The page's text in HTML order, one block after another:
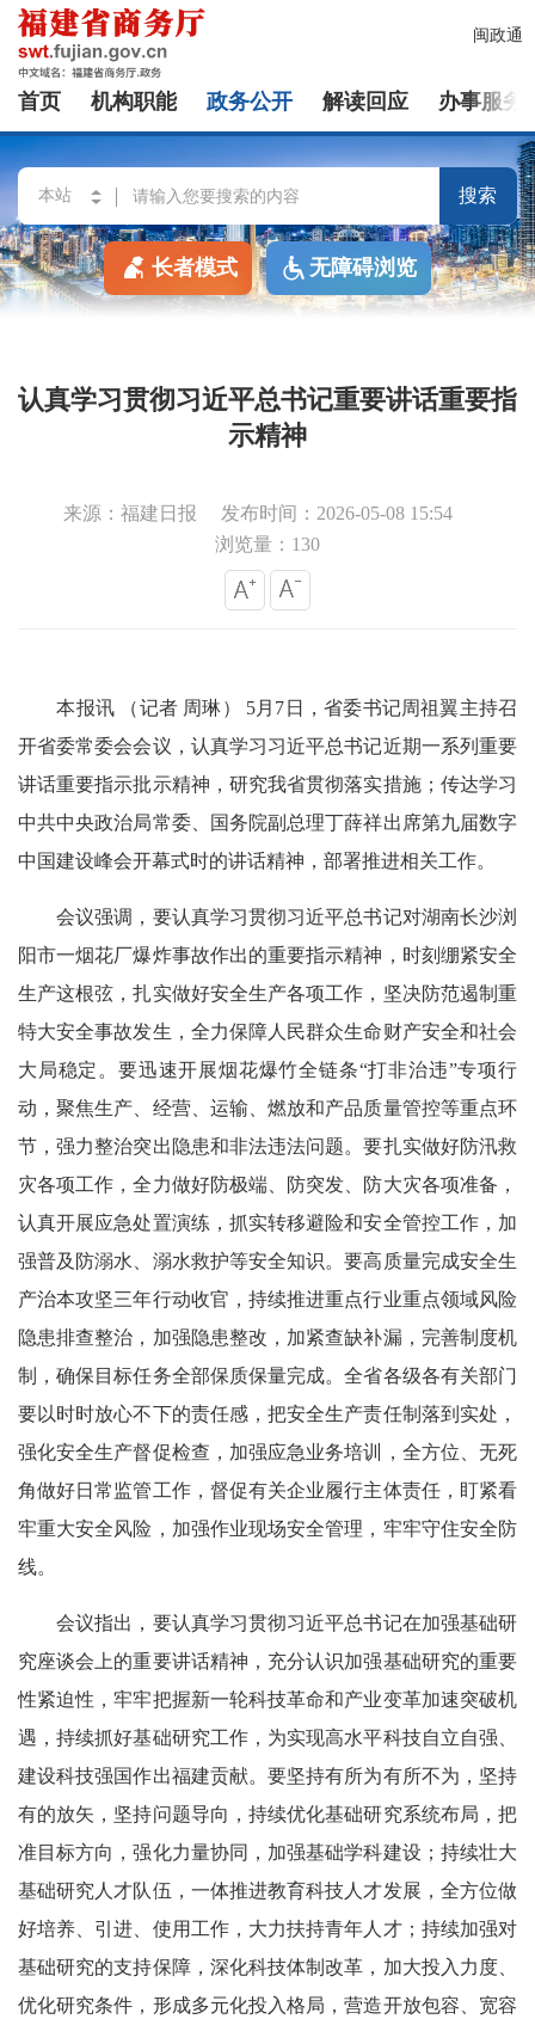
闽政通
首页 机构职能 政务公开 解读回应 办事服务
搜索
长者模式 无障碍浏览
认真学习贯彻习近平总书记重要讲话重要指
示精神
来源：福建日报
发布时间：2026-05-08 15:54
浏览量：130
本报讯 （记者 周琳） 5月7日，省委书记周祖翼主持召
开省委常委会会议，认真学习习近平总书记近期一系列重要
讲话重要指示批示精神，研究我省贯彻落实措施；传达学习
中共中央政治局常委、国务院副总理丁薛祥出席第九届数字
中国建设峰会开幕式时的讲话精神，部署推进相关工作。
会议强调，要认真学习贯彻习近平总书记对湖南长沙浏
阳市一烟花厂爆炸事故作出的重要指示精神，时刻绷紧安全
生产这根弦，扎实做好安全生产各项工作，坚决防范遏制重
特大安全事故发生，全力保障人民群众生命财产安全和社会
大局稳定。要迅速开展烟花爆竹全链条“打非治违”专项行
动，聚焦生产、经营、运输、燃放和产品质量管控等重点环
节，强力整治突出隐患和非法违法问题。要扎实做好防汛救
灾各项工作，全力做好防极端、防突发、防大灾各项准备，
认真开展应急处置演练，抓实转移避险和安全管控工作，加
强普及防溺水、溺水救护等安全知识。要高质量完成安全生
产治本攻坚三年行动收官，持续推进重点行业重点领域风险
隐患排查整治，加强隐患整改，加紧查缺补漏，完善制度机
制，确保目标任务全部保质保量完成。全省各级各有关部门
要以时时放心不下的责任感，把安全生产责任制落到实处，
强化安全生产督促检查，加强应急业务培训，全方位、无死
角做好日常监管工作，督促有关企业履行主体责任，盯紧看
牢重大安全风险，加强作业现场安全管理，牢牢守住安全防
线。
会议指出，要认真学习贯彻习近平总书记在加强基础研
究座谈会上的重要讲话精神，充分认识加强基础研究的重要
性紧迫性，牢牢把握新一轮科技革命和产业变革加速突破机
遇，持续抓好基础研究工作，为实现高水平科技自立自强、
建设科技强国作出福建贡献。要坚持有所为有所不为，坚持
有的放矢，坚持问题导向，持续优化基础研究系统布局，把
准目标方向，强化力量协同，加强基础学科建设；持续壮大
基础研究人才队伍，一体推进教育科技人才发展，全方位做
好培养、引进、使用工作，大力扶持青年人才；持续加强对
基础研究的支持保障，深化科技体制改革，加大投入力度、
优化研究条件，形成多元化投入格局，营造开放包容、宽容